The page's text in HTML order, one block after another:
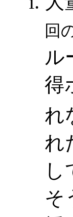
回
ル
得
れ
れ
そ